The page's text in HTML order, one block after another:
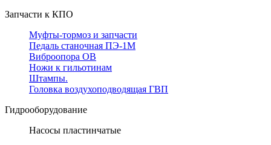
Запчасти к КПО
Муфты-тормоз и запчасти
Педаль станочная ПЭ-1М
Виброопора ОВ
Ножи к гильотинам
Штампы.
Головка воздухоподводящая ГВП
Гидрооборудование
Насосы пластинчатые